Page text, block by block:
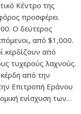
Κέντρο της
προσφέρει
Ο δεύτερος
από $1,000.
κερδίζουν από
τυχερούς λαχνούς.
από την
Επιτροπή Εράνου
ενίσχυση των…